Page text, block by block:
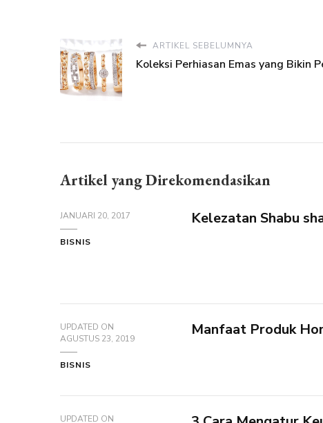
ARTIKEL SEBELUMNYA
Koleksi Perhiasan Emas yang Bikin
Artikel yang Direkomendasikan
JANUARI 20, 2017
BISNIS
Kelezatan Shabu
UPDATED ON
AGUSTUS 23, 2019
BISNIS
Manfaat Produk
UPDATED ON